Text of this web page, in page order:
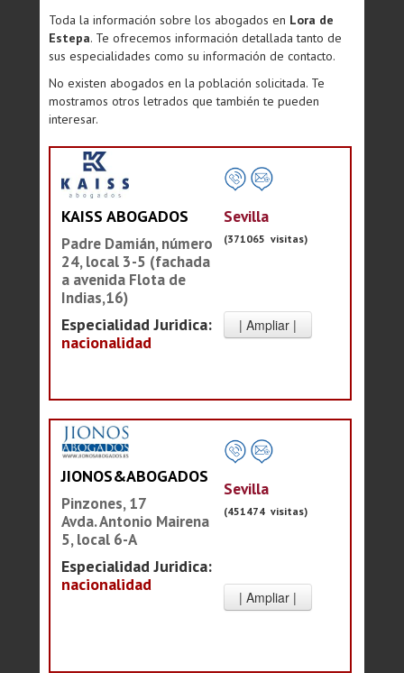
Toda la información sobre los abogados en Lora de
Estepa. Te ofrecemos información detallada tanto de
sus especialidades como su información de contacto.
No existen abogados en la población solicitada. Te
mostramos otros letrados que también te pueden
interesar.
KAISS ABOGADOS
Padre Damián, número
24, local 3-5 (fachada
a avenida Flota de
Indias,16)
Especialidad Juridica:
nacionalidad
Sevilla
(371065 visitas)
JIONOS&ABOGADOS
Pinzones, 17
Avda. Antonio Mairena
5, local 6-A
Especialidad Juridica:
nacionalidad
Sevilla
(451474 visitas)